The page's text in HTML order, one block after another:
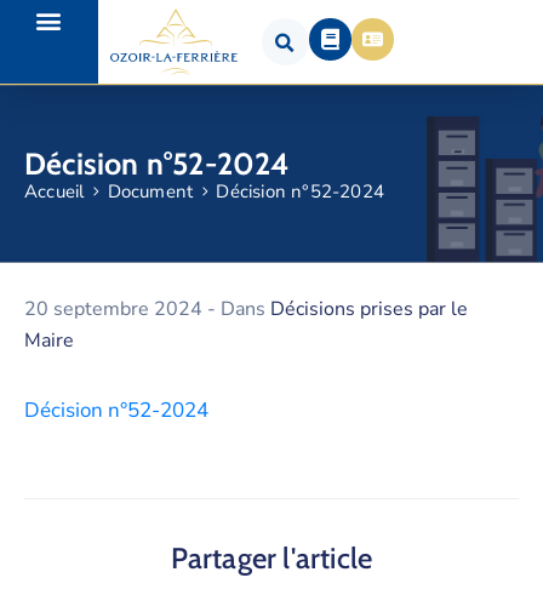
Décision n°52-2024
Accueil Document Décision n°52-2024
20 septembre 2024 - Dans Décisions prises par le
Maire
Décision n°52-2024
Partager l'article